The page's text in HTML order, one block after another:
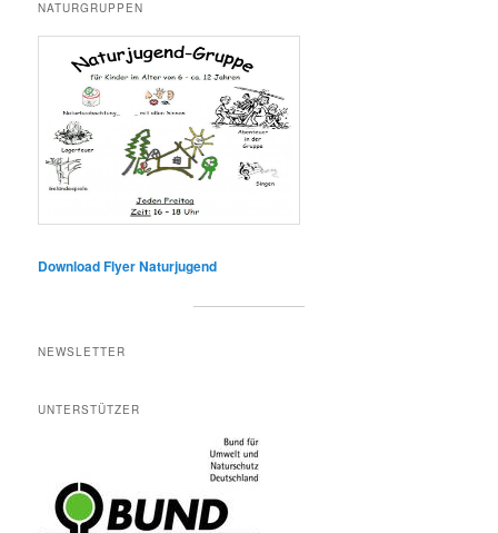
NATURGRUPPEN
Download Flyer Naturjugend
NEWSLETTER
UNTERSTÜTZER